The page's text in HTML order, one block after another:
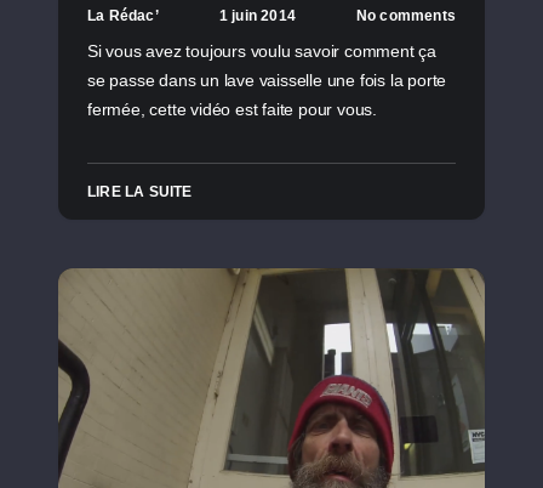
La Rédac’ 1 juin 2014 No comments
Si vous avez toujours voulu savoir comment ça
se passe dans un lave vaisselle une fois la porte
fermée, cette vidéo est faite pour vous.
LIRE LA SUITE